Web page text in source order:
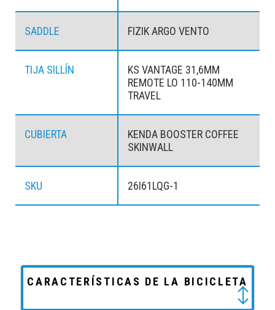
SADDLE FIZIK ARGO VENTO
TIJA SILLÍN
KS VANTAGE 31,6MM
REMOTE LO 110-140MM
TRAVEL
CUBIERTA
KENDA BOOSTER COFFEE
SKINWALL
SKU 26I61LQG-1
CARACTERÍSTICAS DE LA BICICLETA